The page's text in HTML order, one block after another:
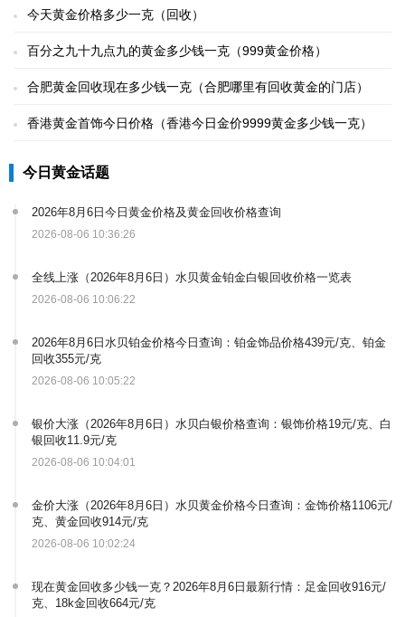
今天黄金价格多少一克（回收）
百分之九十九点九的黄金多少钱一克（999黄金价格）
合肥黄金回收现在多少钱一克（合肥哪里有回收黄金的门店）
香港黄金首饰今日价格（香港今日金价9999黄金多少钱一克）
今日黄金话题
2026年8月6日今日黄金价格及黄金回收价格查询
2026-08-06 10:36:26
全线上涨（2026年8月6日）水贝黄金铂金白银回收价格一览表
2026-08-06 10:06:22
2026年8月6日水贝铂金价格今日查询：铂金饰品价格439元/克、铂金
回收355元/克
2026-08-06 10:05:22
银价大涨（2026年8月6日）水贝白银价格查询：银饰价格19元/克、白
银回收11.9元/克
2026-08-06 10:04:01
金价大涨（2026年8月6日）水贝黄金价格今日查询：金饰价格1106元/
克、黄金回收914元/克
2026-08-06 10:02:24
现在黄金回收多少钱一克？2026年8月6日最新行情：足金回收916元/
克、18k金回收664元/克